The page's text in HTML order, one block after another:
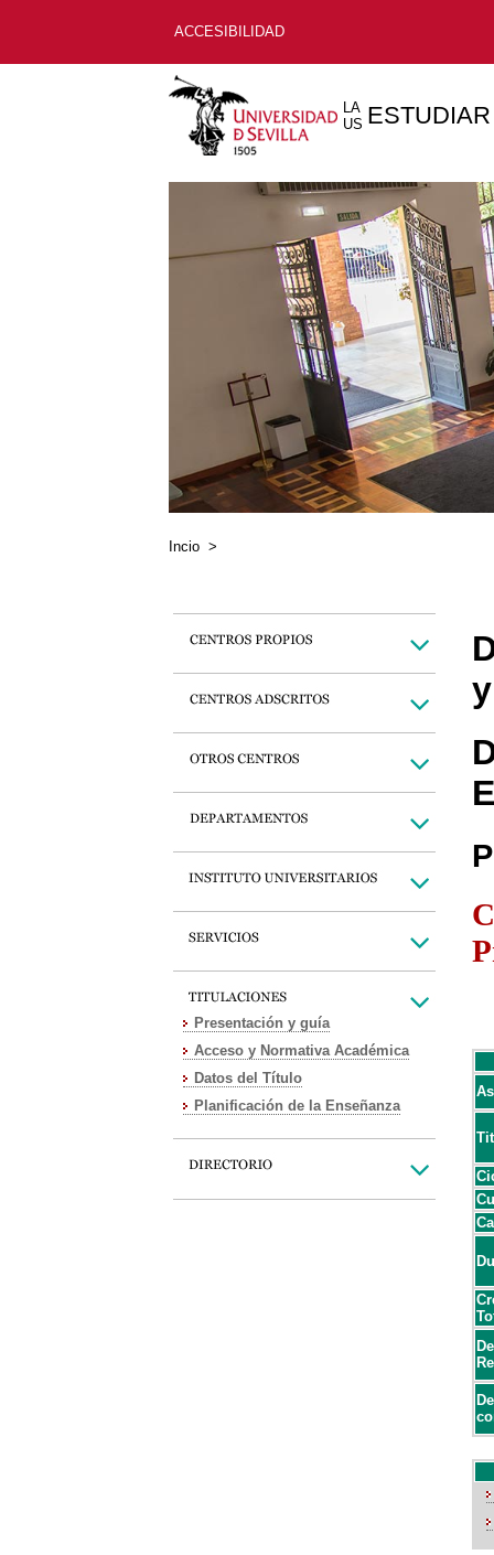
ACCESIBILIDAD
LA
US ESTUDIAR
Incio >
Presentación y guía
Acceso y Normativa Académica
Datos del Título
Planificación de la Enseñanza